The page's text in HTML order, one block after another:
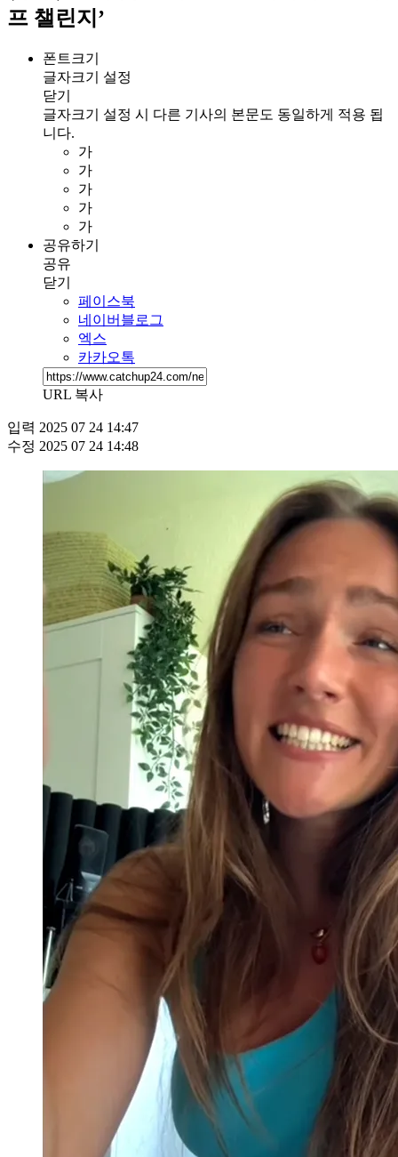
프 챌린지’
폰트크기
글자크기 설정
닫기
글자크기 설정 시 다른 기사의 본문도 동일하게 적용 됩
니다.
가
가
가
가
가
공유하기
공유
닫기
페이스북
네이버블로그
엑스
카카오톡
URL 복사
입력 2025 07 24 14:47
수정 2025 07 24 14:48